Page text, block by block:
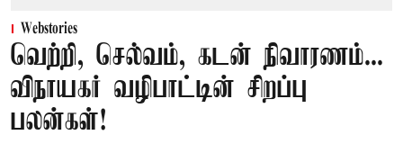
Webstories
வெற்றி, செல்வம், கடன் நிவாரணம்...
விநாயகர் வழிபாட்டின் சிறப்பு
பலன்கள்!